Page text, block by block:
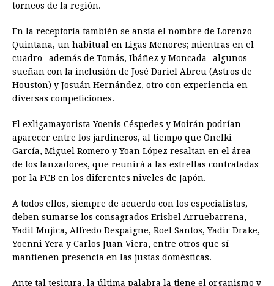
torneos de la región.
En la receptoría también se ansía el nombre de Lorenzo
Quintana, un habitual en Ligas Menores; mientras en el
cuadro –además de Tomás, Ibáñez y Moncada- algunos
sueñan con la inclusión de José Dariel Abreu (Astros de
Houston) y Josuán Hernández, otro con experiencia en
diversas competiciones.
El exligamayorista Yoenis Céspedes y Moirán podrían
aparecer entre los jardineros, al tiempo que Onelki
García, Miguel Romero y Yoan López resaltan en el área
de los lanzadores, que reunirá a las estrellas contratadas
por la FCB en los diferentes niveles de Japón.
A todos ellos, siempre de acuerdo con los especialistas,
deben sumarse los consagrados Erisbel Arruebarrena,
Yadil Mujica, Alfredo Despaigne, Roel Santos, Yadir Drake,
Yoenni Yera y Carlos Juan Viera, entre otros que sí
mantienen presencia en las justas domésticas.
Ante tal tesitura, la última palabra la tiene el organismo y